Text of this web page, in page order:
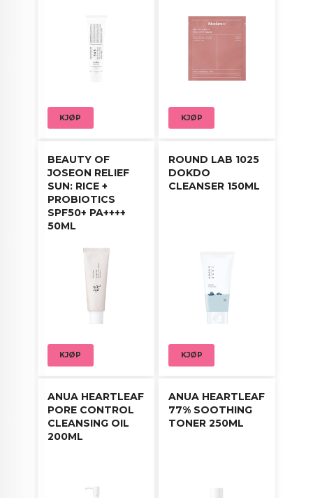
andre ønskede områder som øyelokk, smilelinjer
eller hjørner. La patchene virke over natten og
fjern dem om morgenen.
KJØP KJØP
BEAUTY OF
JOSEON RELIEF
SUN: RICE +
PROBIOTICS
SPF50+ PA++++
50ML
KJØP
ROUND LAB 1025
DOKDO
CLEANSER 150ML
KJØP
ANUA HEARTLEAF
PORE CONTROL
CLEANSING OIL
200ML
ANUA HEARTLEAF
77% SOOTHING
TONER 250ML